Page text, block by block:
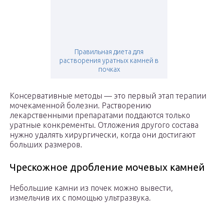
Правильная диета для
растворения уратных камней в
почках
Консервативные методы — это первый этап терапии
мочекаменной болезни. Растворению
лекарственными препаратами поддаются только
уратные конкременты. Отложения другого состава
нужно удалять хирургически, когда они достигают
больших размеров.
Чрескожное дробление мочевых камней
Небольшие камни из почек можно вывести,
измельчив их с помощью ультразвука.